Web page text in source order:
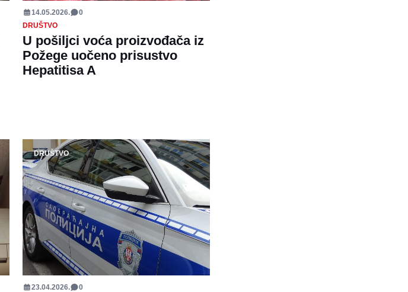
14.05.2026.
0
DRUŠTVO
U pošiljci voća proizvođača iz
Požege uočeno prisustvo
Hepatitisa A
DRUŠTVO
23.04.2026.
0